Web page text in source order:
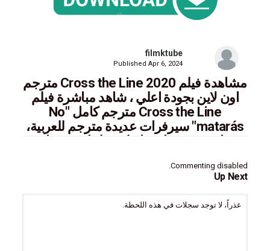
filmktube
Published Apr 6, 2024
مشاهدة فيلم Cross the Line 2020 مترجم
اون لاين بجودة اعلي ، شاهد مباشرة فيلم
Cross the Line مترجم كامل "No
matarás" سيرفرات عديدة مترجم للعربية،
مشاهدة حصريا معنا علي فيلمك تيوب اعبر
Commenting disabled.
Up Next
عذراً، لا توجد سجلات في هذه اللحظة.